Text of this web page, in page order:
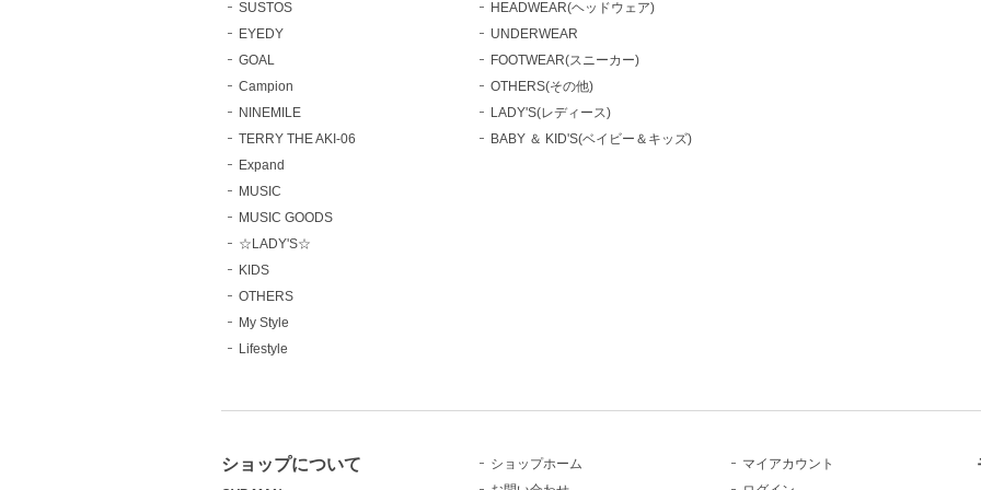
SUSTOS
EYEDY
GOAL
Campion
NINEMILE
TERRY THE AKI-06
Expand
MUSIC
MUSIC GOODS
☆LADY'S☆
KIDS
OTHERS
My Style
Lifestyle
HEADWEAR(ヘッドウェア)
UNDERWEAR
FOOTWEAR(スニーカー)
OTHERS(その他)
LADY'S(レディース)
BABY ＆ KID'S(ベイビー＆キッズ)
ショップについて
ショップホーム
マイアカウント